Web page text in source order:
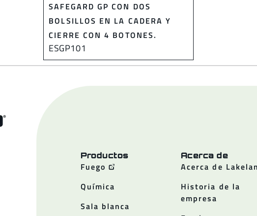
SAFEGARD GP CON DOS
BOLSILLOS EN LA CADERA Y
CIERRE CON 4 BOTONES.
ESGP101
Productos
Fuego
Química
Sala blanca
Acerca de
Acerca de
Historia de la
empresa